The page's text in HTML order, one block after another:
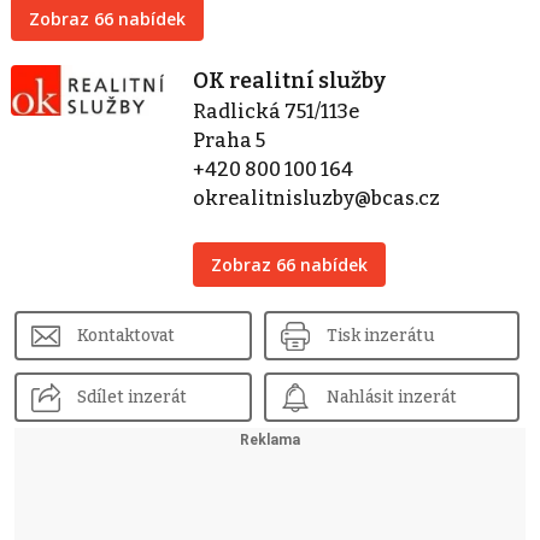
Zobraz 66 nabídek
OK realitní služby
Radlická 751/113e
Praha 5
+420 800 100 164
okrealitnisluzby@bcas.cz
Zobraz 66 nabídek
Kontaktovat Tisk inzerátu
Sdílet inzerát Nahlásit inzerát